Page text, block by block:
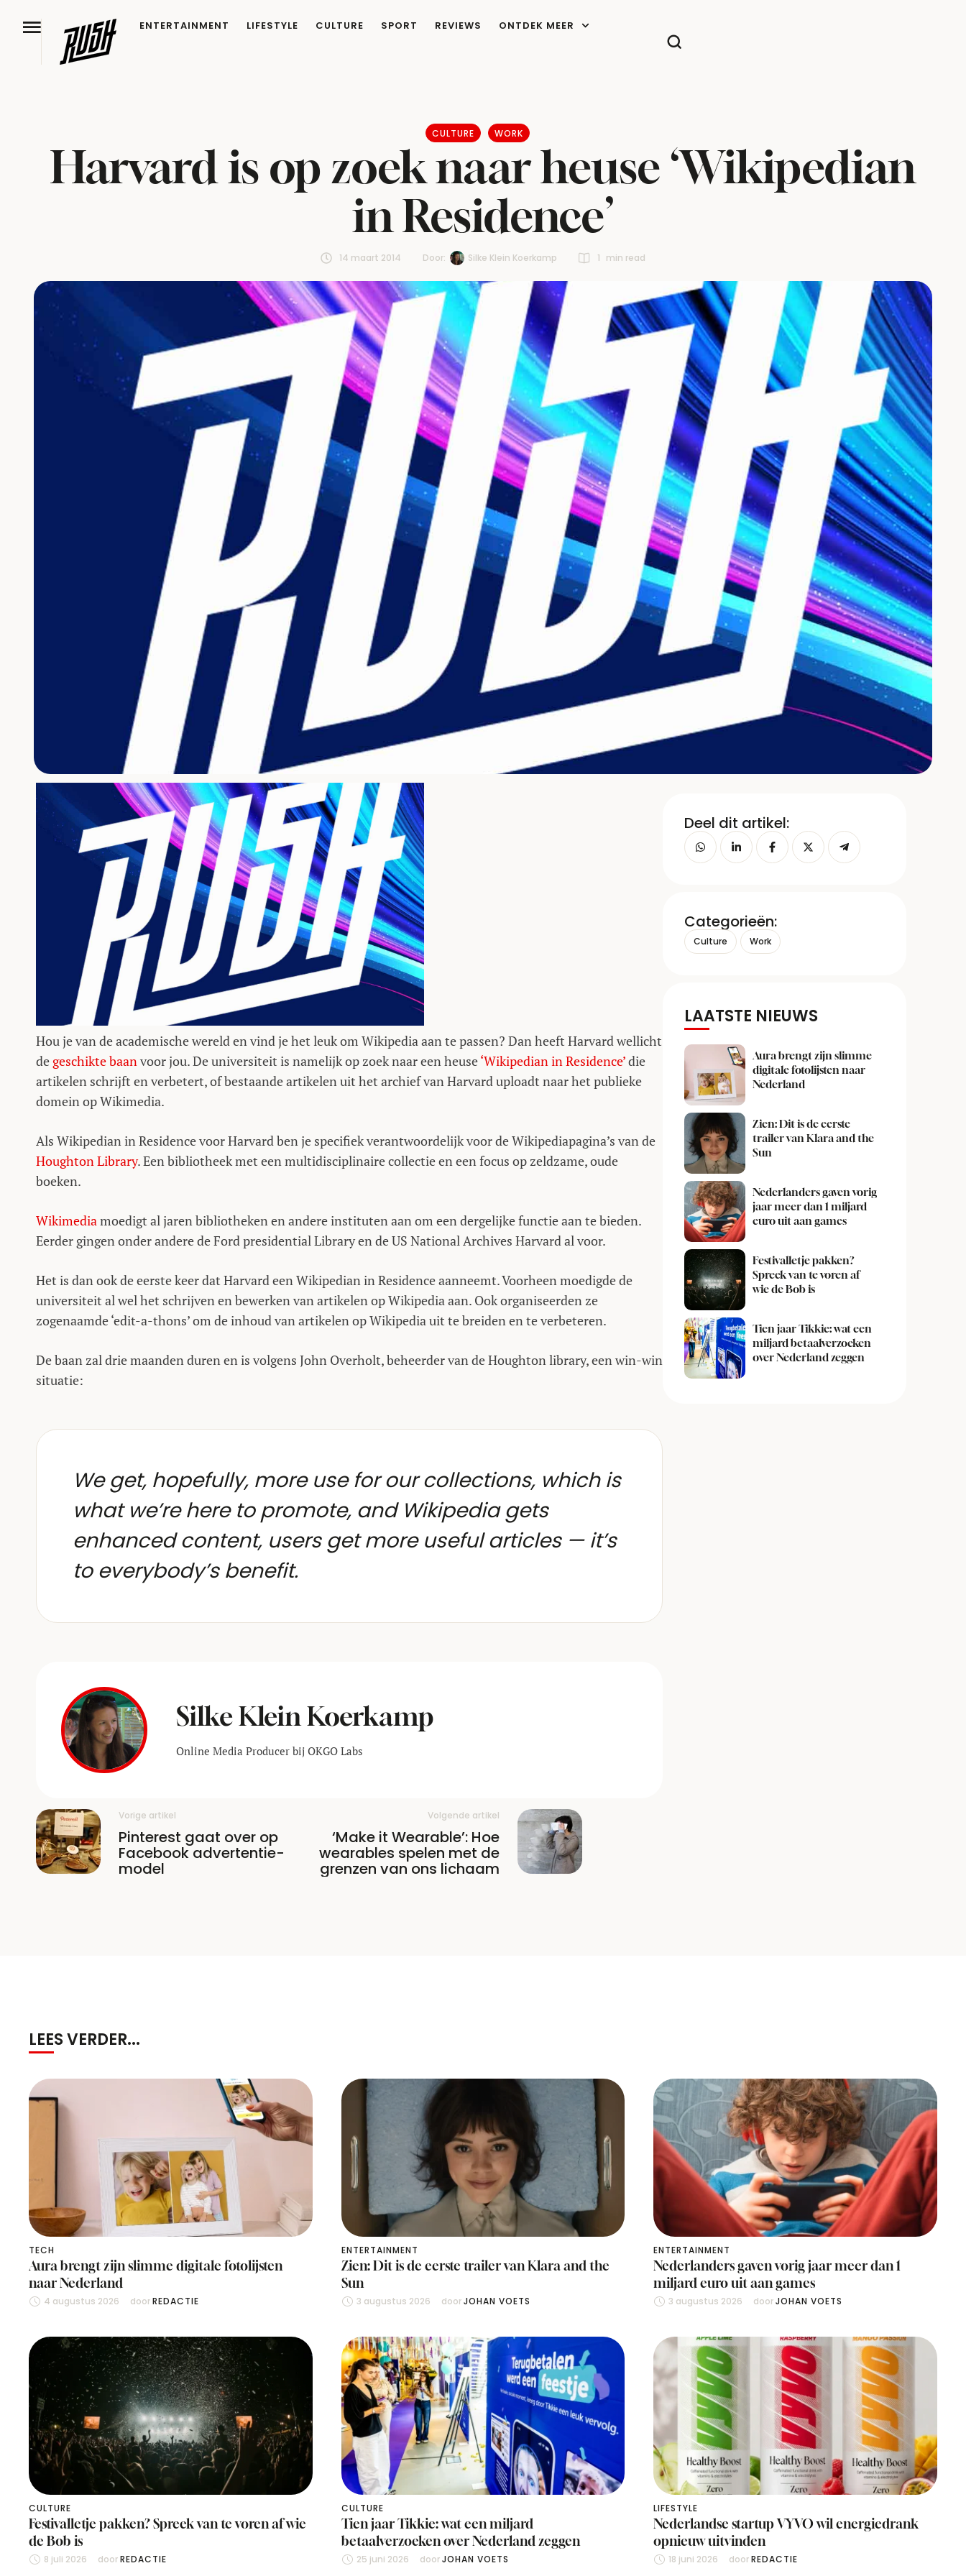
ENTERTAINMENT LIFESTYLE CULTURE SPORT REVIEWS ONTDEK MEER
CULTURE WORK
Harvard is op zoek naar heuse ‘Wikipedian
in Residence’
14 maart 2014 Door: Silke Klein Koerkamp 1 min read
Hou je van de academische wereld en vind je het leuk om Wikipedia aan te passen? Dan heeft Harvard wellicht
de geschikte baan voor jou. De universiteit is namelijk op zoek naar een heuse‘Wikipedian in Residence’die
artikelen schrijft en verbetert, of bestaande artikelen uit het archief van Harvard uploadt naar het publieke
domein op Wikimedia.
Als Wikipedian in Residence voor Harvard ben je specifiek verantwoordelijk voor de Wikipediapagina’s van de
Houghton Library. Een bibliotheek met een multidisciplinaire collectie en een focus op zeldzame, oude
boeken.
Wikimedia moedigt al jaren bibliotheken en andere instituten aan om een dergelijke functie aan te bieden.
Eerder gingen onder andere de Ford presidential Library en de US National Archives Harvard al voor.
Het is dan ook de eerste keer dat Harvard een Wikipedian in Residence aanneemt. Voorheen moedigde de
universiteit al wel het schrijven en bewerken van artikelen op Wikipedia aan. Ook organiseerden ze
zogenaamde ‘edit-a-thons’ om de inhoud van artikelen op Wikipedia uit te breiden en te verbeteren.
De baan zal drie maanden duren en is volgens John Overholt, beheerder van de Houghton library, een win-win
situatie:
We get, hopefully, more use for our collections, which is
what we’re here to promote, and Wikipedia gets
enhanced content, users get more useful articles — it’s
to everybody’s benefit.
Silke Klein Koerkamp
Online Media Producer bij OKGO Labs
Vorige artikel
Pinterest gaat over op
Facebook advertentie-
model
Volgende artikel
‘Make it Wearable’: Hoe
wearables spelen met de
grenzen van ons lichaam
Deel dit artikel:
Categorieën:
Culture Work
LAATSTE NIEUWS
Aura brengt zijn slimme
digitale fotolijsten naar
Nederland
Zien: Dit is de eerste
trailer van Klara and the
Sun
Nederlanders gaven vorig
jaar meer dan 1 miljard
euro uit aan games
Festivalletje pakken?
Spreek van te voren af
wie de Bob is
Tien jaar Tikkie: wat een
miljard betaalverzoeken
over Nederland zeggen
LEES VERDER...
TECH
Aura brengt zijn slimme digitale fotolijsten
naar Nederland
4 augustus 2026 door REDACTIE
ENTERTAINMENT
Zien: Dit is de eerste trailer van Klara and the
Sun
3 augustus 2026 door JOHAN VOETS
ENTERTAINMENT
Nederlanders gaven vorig jaar meer dan 1
miljard euro uit aan games
3 augustus 2026 door JOHAN VOETS
CULTURE
Festivalletje pakken? Spreek van te voren af wie
de Bob is
8 juli 2026 door REDACTIE
CULTURE
Tien jaar Tikkie: wat een miljard
betaalverzoeken over Nederland zeggen
25 juni 2026 door JOHAN VOETS
LIFESTYLE
Nederlandse startup VYVO wil energiedrank
opnieuw uitvinden
18 juni 2026 door REDACTIE